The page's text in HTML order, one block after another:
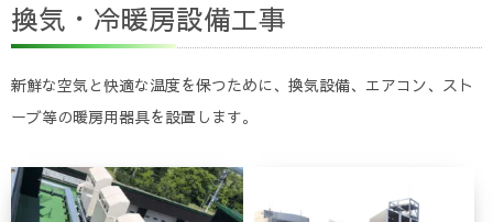
換気・冷暖房設備工事
新鮮な空気と快適な温度を保つために、換気設備、エアコン、スト
ーブ等の暖房用器具を設置します。